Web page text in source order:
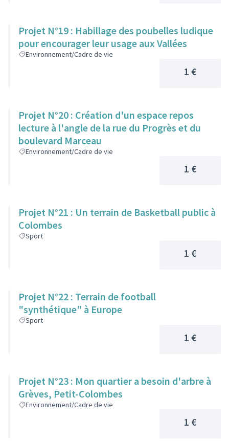
Projet N°19 : Habillage des poubelles ludique
pour encourager leur usage aux Vallées
Environnement/Cadre de vie
1 €
Projet N°20 : Création d'un espace repos
lecture à l'angle de la rue du Progrès et du
boulevard Marceau
Environnement/Cadre de vie
1 €
Projet N°21 : Un terrain de Basketball public à
Colombes
Sport
1 €
Projet N°22 : Terrain de football
"synthétique" à Europe
Sport
1 €
Projet N°23 : Mon quartier a besoin d'arbre à
Grèves, Petit-Colombes
Environnement/Cadre de vie
1 €